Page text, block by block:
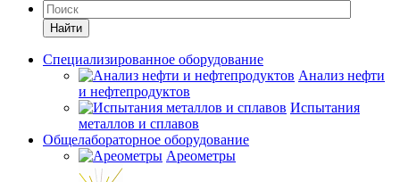
Найти
Специализированное оборудование
Анализ нефти
и нефтепродуктов
Испытания
металлов и сплавов
Общелабораторное оборудование
Ареометры